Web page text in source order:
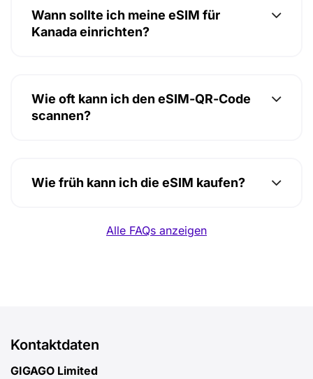
Wann sollte ich meine eSIM für
Kanada einrichten?
Wie oft kann ich den eSIM-QR-Code
scannen?
Wie früh kann ich die eSIM kaufen?
Alle FAQs anzeigen
Kontaktdaten
GIGAGO Limited